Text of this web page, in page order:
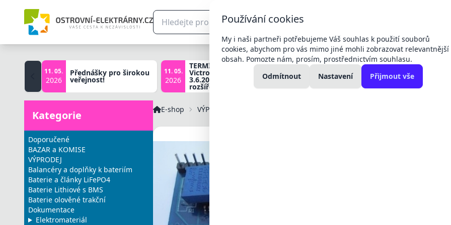
11. 05.
2026
Přednášky pro širokou
veřejnost!
11. 05.
2026
TERMÍNY školení:
Victron základní
3.6.2026, Victron
rozšířené 17.6.2026
2026
Změny cen produktů -
Victron, baterie
elektromateriál
27. 02.
2025
Kategorie
Doporučené
BAZAR a KOMISE
VÝPRODEJ
Balancéry a doplňky k bateriím
Baterie a články LiFePO4
Baterie Lithiové s BMS
Baterie olověné trakční
Dokumentace
Elektromateriál
E-shop VÝPRODEJ
sériový
Používání cookies
My i naši partneři potřebujeme Váš souhlas k použití souborů
cookies, abychom pro vás mimo jiné mohli zobrazovat relevantnější
obsah. Pomozte nám, prosím, prostřednictvím souhlasu.
Odmítnout
Nastavení Přijmout vše